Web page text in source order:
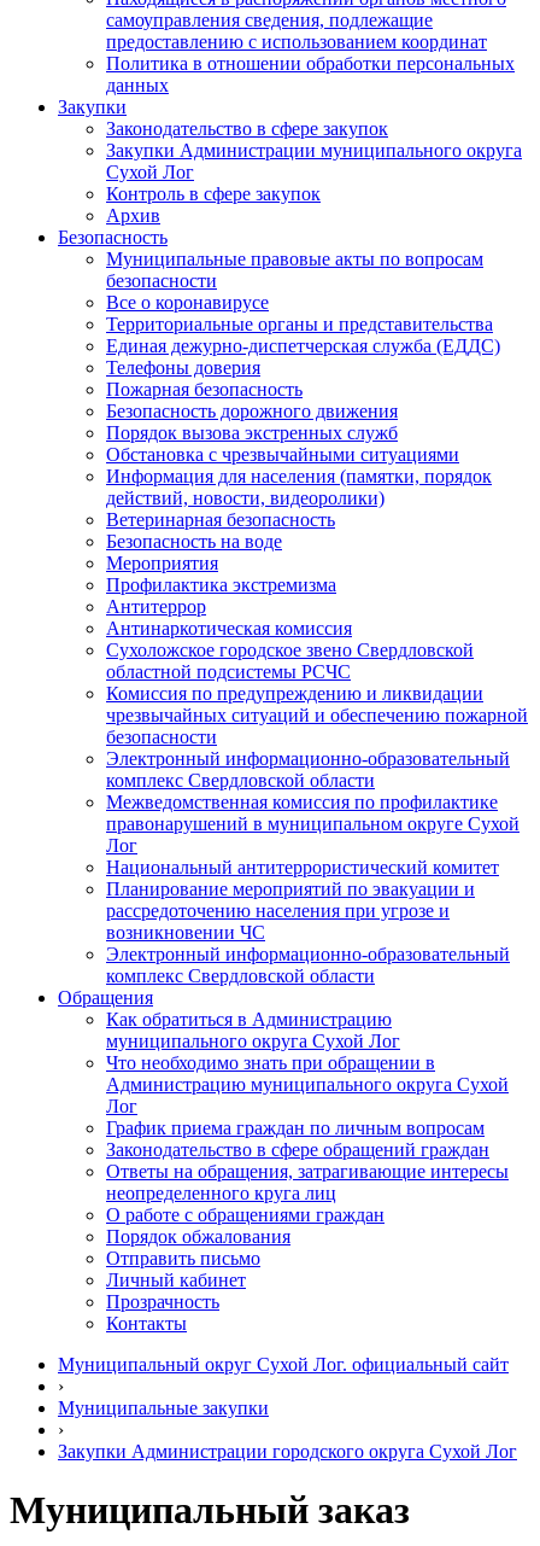
самоуправления сведения, подлежащие
предоставлению с использованием координат
Политика в отношении обработки персональных
данных
Закупки
Законодательство в сфере закупок
Закупки Администрации муниципального округа
Сухой Лог
Контроль в сфере закупок
Архив
Безопасность
Муниципальные правовые акты по вопросам
безопасности
Все о коронавирусе
Территориальные органы и представительства
Единая дежурно-диспетчерская служба (ЕДДС)
Телефоны доверия
Пожарная безопасность
Безопасность дорожного движения
Порядок вызова экстренных служб
Обстановка с чрезвычайными ситуациями
Информация для населения (памятки, порядок
действий, новости, видеоролики)
Ветеринарная безопасность
Безопасность на воде
Мероприятия
Профилактика экстремизма
Антитеррор
Антинаркотическая комиссия
Сухоложское городское звено Свердловской
областной подсистемы РСЧС
Комиссия по предупреждению и ликвидации
чрезвычайных ситуаций и обеспечению пожарной
безопасности
Электронный информационно-образовательный
комплекс Cвердловской области
Межведомственная комиссия по профилактике
правонарушений в муниципальном округе Сухой
Лог
Национальный антитеррористический комитет
Планирование мероприятий по эвакуации и
рассредоточению населения при угрозе и
возникновении ЧС
Электронный информационно-образовательный
комплекс Свердловской области
Обращения
Как обратиться в Администрацию
муниципального округа Сухой Лог
Что необходимо знать при обращении в
Администрацию муниципального округа Сухой
Лог
График приема граждан по личным вопросам
Законодательство в сфере обращений граждан
Ответы на обращения, затрагивающие интересы
неопределенного круга лиц
О работе с обращениями граждан
Порядок обжалования
Отправить письмо
Личный кабинет
Прозрачность
Контакты
Муниципальный округ Сухой Лог. официальный сайт
›
Муниципальные закупки
›
Закупки Администрации городского округа Сухой Лог
Муниципальный заказ